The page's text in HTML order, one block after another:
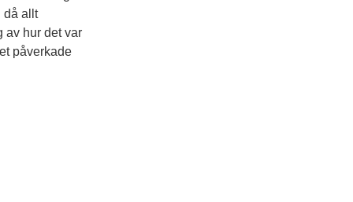
då allt
av hur det var
påverkade